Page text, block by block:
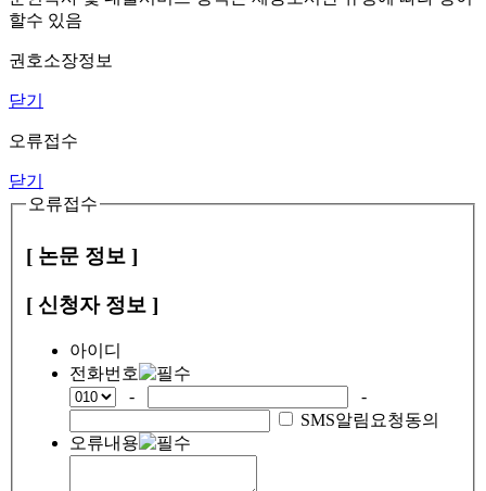
할수 있음
권호소장정보
닫기
오류접수
닫기
오류접수
[ 논문 정보 ]
[ 신청자 정보 ]
아이디
전화번호
-
-
SMS알림요청동의
오류내용